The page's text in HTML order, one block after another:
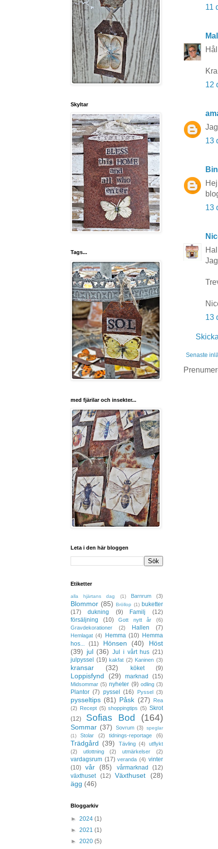
11
12
13
13
13
Senaste
Skyltar
Tags...
med fjärilar och insekter...
Leta i den här bloggen
Etiketter
alla hjärtans dag (1) Barnrum (3)
Blommor (85) Bröllop (1) buketter
(17)
dukning (9) Familj
(12)
försäljning
(10) Gott nytt år
(6)
Gravdekorationer
(2) Hallen (7)
Hemlagat (4) Hemma (10) Hemma
hos...
(11) Hönsen (40)
Höst
(39) jul (36) Jul i vårt hus (21)
julpyssel
(19) kakfat (2) Kaninen (3)
kransar (32) köket (9)
Loppisfynd (29) marknad (15)
Midsommar (5) nyheter (9) odling (3)
Plantor (7) pyssel (16) Pyssel (3)
pysseltips (81) Påsk (27)
Rea
(2) Recept (5) shoppingtips (5) Skrot
(12)
Sofias Bod (164)
Sommar (37) Sovrum (3)
speglar
(1)
Stolar (2) tidnings-reportage (6)
Trädgård (39) Tävling (4)
utflykt
(2)
utlottning (2) utmärkelser (2)
vardagsrum (17) veranda (4) vinter
(10) vår (85) vårmarknad
(12)
växthuset
(12) Växthuset
(28)
ägg (46)
Bloggarkiv
► 2024 (1)
► 2021 (1)
► 2020 (5)